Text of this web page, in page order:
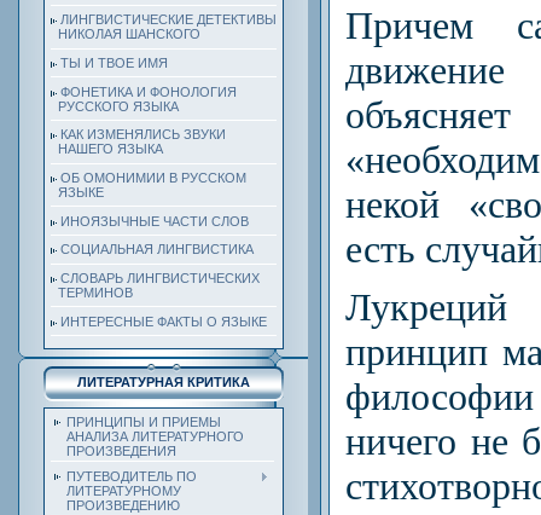
ЛИНГВИСТИЧЕСКИЕ ДЕТЕКТИВЫ
НИКОЛАЯ ШАНСКОГО
ТЫ И ТВОЕ ИМЯ
ФОНЕТИКА И ФОНОЛОГИЯ
РУССКОГО ЯЗЫКА
КАК ИЗМЕНЯЛИСЬ ЗВУКИ
НАШЕГО ЯЗЫКА
ОБ ОМОНИМИИ В РУССКОМ
ЯЗЫКЕ
ИНОЯЗЫЧНЫЕ ЧАСТИ СЛОВ
СОЦИАЛЬНАЯ ЛИНГВИСТИКА
СЛОВАРЬ ЛИНГВИСТИЧЕСКИХ
ТЕРМИНОВ
ИНТЕРЕСНЫЕ ФАКТЫ О ЯЗЫКЕ
ЛИТЕРАТУРНАЯ КРИТИКА
ПРИНЦИПЫ И ПРИЕМЫ
АНАЛИЗА ЛИТЕРАТУРНОГО
ПРОИЗВЕДЕНИЯ
ПУТЕВОДИТЕЛЬ ПО
ЛИТЕРАТУРНОМУ
ПРОИЗВЕДЕНИЮ
Причем
некой
есть
принцип
ничего не